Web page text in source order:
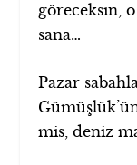
göreceksin,
sana…
Pazar
mis, deniz